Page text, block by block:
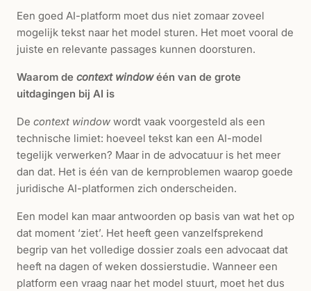
Een goed AI-platform moet dus niet zomaar zoveel
mogelijk tekst naar het model sturen. Het moet vooral de
juiste en relevante passages kunnen doorsturen.
Waarom de context windowéén van de grote
uitdagingen bij AI is
De context window wordt vaak voorgesteld als een
technische limiet: hoeveel tekst kan een AI-model
tegelijk verwerken? Maar in de advocatuur is het meer
dan dat. Het is één van de kernproblemen waarop goede
juridische AI-platformen zich onderscheiden.
Een model kan maar antwoorden op basis van wat het op
dat moment ‘ziet’. Het heeft geen vanzelfsprekend
begrip van het volledige dossier zoals een advocaat dat
heeft na dagen of weken dossierstudie. Wanneer een
platform een vraag naar het model stuurt, moet het dus